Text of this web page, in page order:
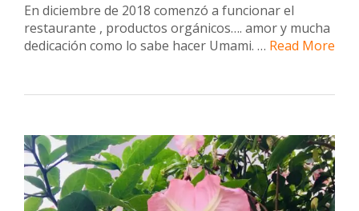
En diciembre de 2018 comenzó a funcionar el
restaurante , productos orgánicos…. amor y mucha
dedicación como lo sabe hacer Umami. … Read More